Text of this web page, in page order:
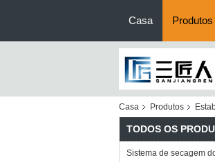
Casa Produtos
Casa Produtos
TODOS OS
Sistema de secagem